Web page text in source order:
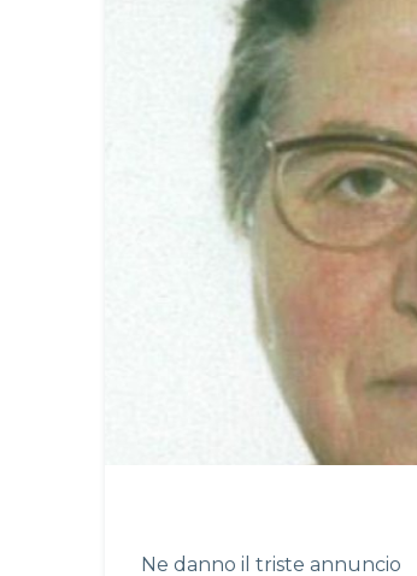
Ne danno il triste annuncio